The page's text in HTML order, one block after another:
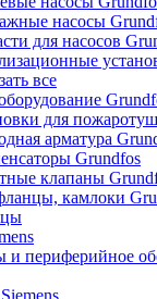
насосы
для насосов
все
для
арматура
Grundfos
клапаны
камлоки
и периферийное